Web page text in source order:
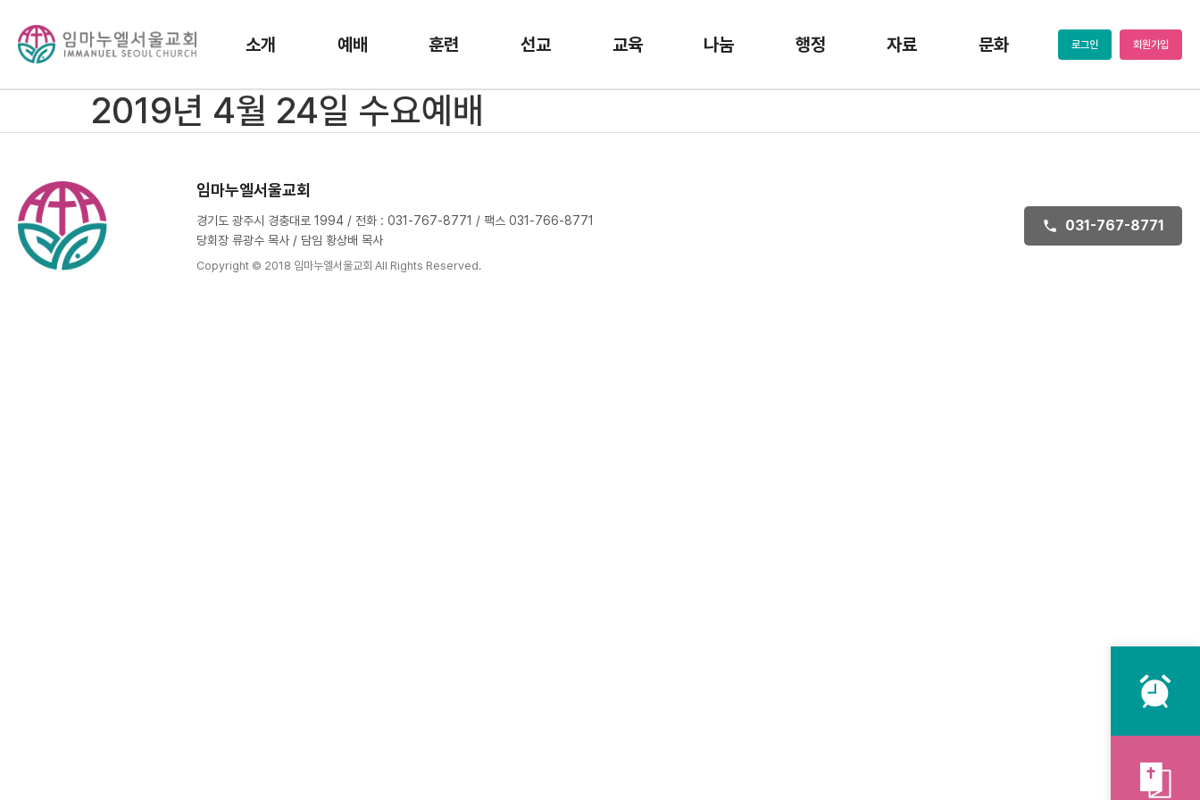
소개 예배 훈련 선교 교육 나눔 행정 자료 문화 로그인 회원가입
2019년 4월 24일 수요예배
임마누엘서울교회
경기도 광주시 경충대로 1994 / 전화 : 031-767-8771 / 팩스 031-766-8771
당회장 류광수 목사 / 담임 황상배 목사
Copyright © 2018 임마누엘서울교회 All Rights Reserved.
031-767-8771